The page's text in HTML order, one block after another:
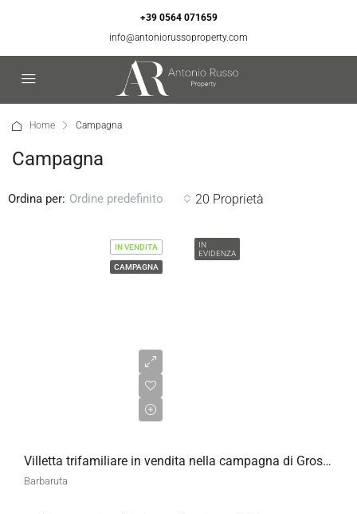
+39 0564 071659
info@antoniorussoproperty.com
Home Campagna
Campagna
20 Proprietà
Ordina per: Ordine predefinito
IN
EVIDENZA
IN VENDITA
CAMPAGNA
Villetta trifamiliare in vendita nella campagna di Grosseto
Barbaruta